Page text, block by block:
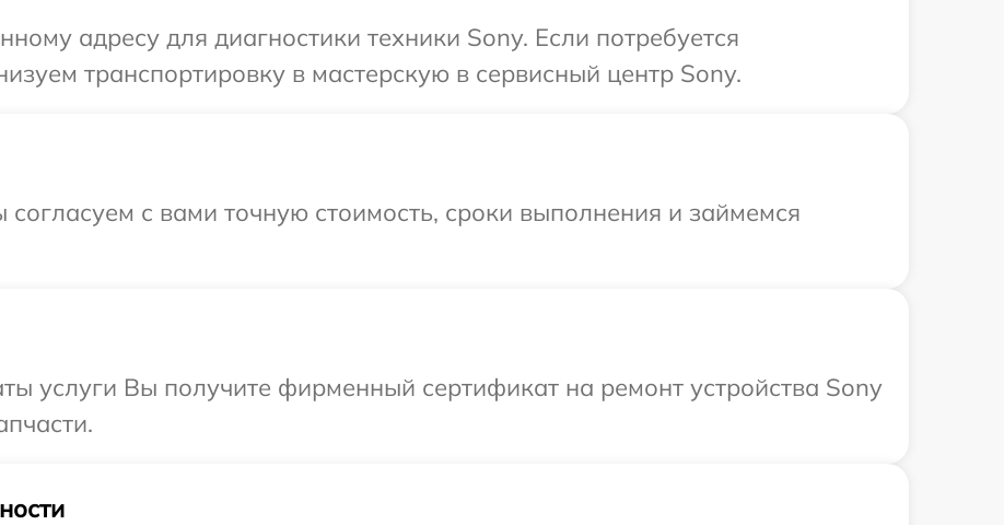
адресу для диагностики техники Sony. Если потребуется
транспортировку в мастерскую в сервисный центр Sony.
с вами точную стоимость, сроки выполнения и займемся
услуги Вы получите фирменный сертификат на ремонт устройства Sony